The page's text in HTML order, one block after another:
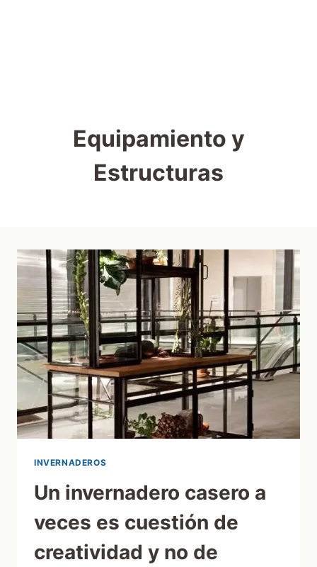
Equipamiento y
Estructuras
INVERNADEROS
Un invernadero casero a
veces es cuestión de
creatividad y no de